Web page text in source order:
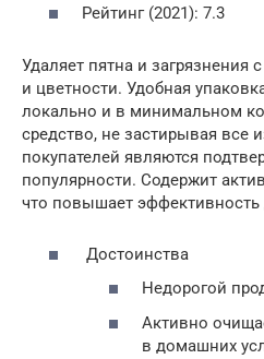
Рейтинг (2021): 7.3
Удаляет пятна и загрязнения
и цветности. Удобная
локально и в минимальном
средство, не застирывая
покупателей являются
популярности. Содержит
что повышает эффективность
Достоинства
Недорогой
Активно
в домашних